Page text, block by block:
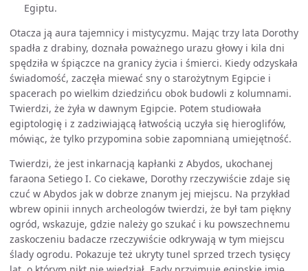
Egiptu.
Otacza ją aura tajemnicy i mistycyzmu. Mając trzy lata Dorothy
spadła z drabiny, doznała poważnego urazu głowy i kila dni
spędziła w śpiączce na granicy życia i śmierci. Kiedy odzyskała
świadomość, zaczęła miewać sny o starożytnym Egipcie i
spacerach po wielkim dziedzińcu obok budowli z kolumnami.
Twierdzi, że żyła w dawnym Egipcie. Potem studiowała
egiptologię i z zadziwiającą łatwością uczyła się hieroglifów,
mówiąc, że tylko przypomina sobie zapomnianą umiejętność.
Twierdzi, że jest inkarnacją kapłanki z Abydos, ukochanej
faraona Setiego I. Co ciekawe, Dorothy rzeczywiście zdaje się
czuć w Abydos jak w dobrze znanym jej miejscu. Na przykład
wbrew opinii innych archeologów twierdzi, że był tam piękny
ogród, wskazuje, gdzie należy go szukać i ku powszechnemu
zaskoczeniu badacze rzeczywiście odkrywają w tym miejscu
ślady ogrodu. Pokazuje też ukryty tunel sprzed trzech tysięcy